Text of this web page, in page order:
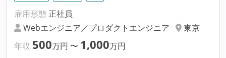
雇用形態 正社員
Webエンジニア／プロダクトエンジニア
東京
年収 500万円 〜 1,000万円